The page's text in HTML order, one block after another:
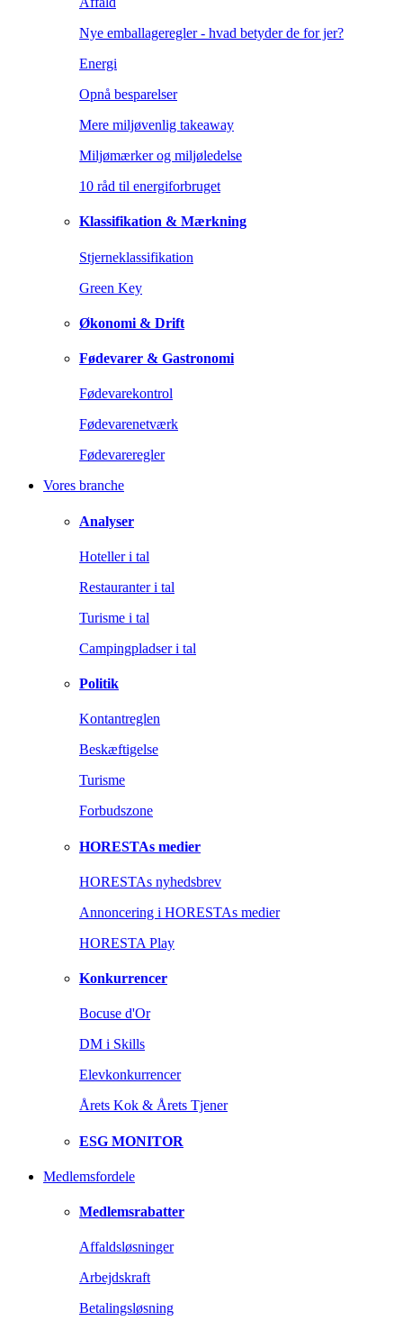
Nye emballageregler - hvad betyder de for jer?
Energi
Opnå besparelser
Mere miljøvenlig takeaway
Miljømærker og miljøledelse
10 råd til energiforbruget
Klassifikation & Mærkning
Stjerneklassifikation
Green Key
Økonomi & Drift
Fødevarer & Gastronomi
Fødevarekontrol
Fødevarenetværk
Fødevareregler
Vores branche
Analyser
Hoteller i tal
Restauranter i tal
Turisme i tal
Campingpladser i tal
Politik
Kontantreglen
Beskæftigelse
Turisme
Forbudszone
HORESTAs medier
HORESTAs nyhedsbrev
Annoncering i HORESTAs medier
HORESTA Play
Konkurrencer
Bocuse d'Or
DM i Skills
Elevkonkurrencer
Årets Kok & Årets Tjener
ESG MONITOR
Medlemsfordele
Medlemsrabatter
Affaldsløsninger
Arbejdskraft
Betalingsløsning